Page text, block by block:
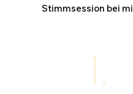
Stimmsession bei
1.